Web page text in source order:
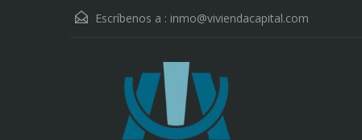
Escríbenos a : inmo@viviendacapital.com